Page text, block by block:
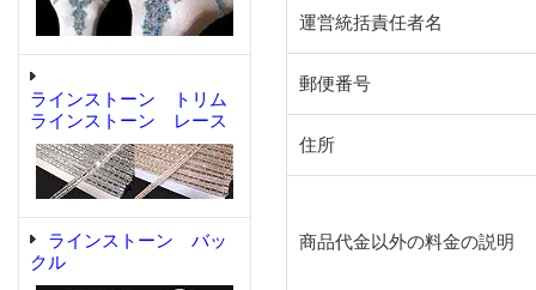
ラインストーン トリム
ラインストーン レース
ラインストーン バッ
クル
運営統括責任者名
郵便番号
住所
商品代金以外の料金の説明